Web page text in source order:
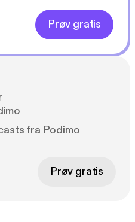
Prøv gratis
fra Podimo
Prøv gratis